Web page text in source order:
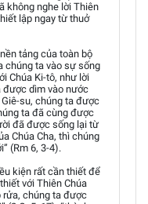
không nghe lời Thiên
lập ngay từ thuở
tảng của toàn bộ
chúng ta vào sự sống
Chúa Ki-tô, như lời
được dìm vào nước
su, chúng ta được
ta đã cùng được
đã được sống lại từ
Chúa Cha, thì chúng
(Rm 6, 3-4).
kiện rất cần thiết để
với Thiên Chúa
rửa, chúng ta được